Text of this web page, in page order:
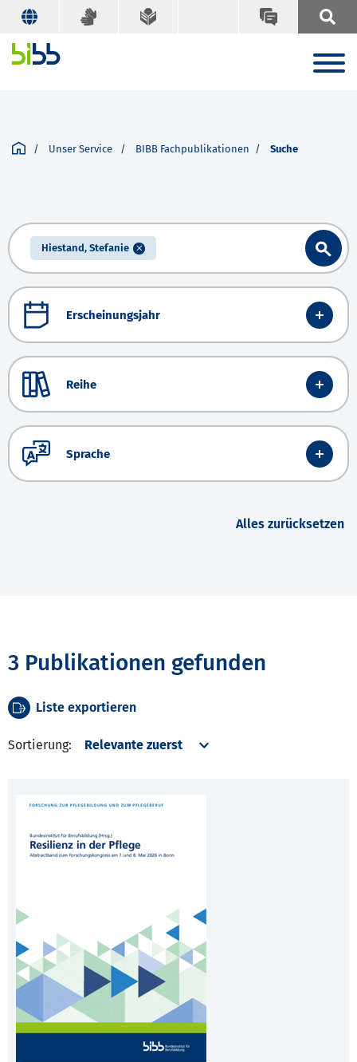
Unser Service BIBB Fachpublikationen Suche
Hiestand, Stefanie
Erscheinungsjahr
Reihe
Sprache
Alles zurücksetzen
3 Publikationen gefunden
Liste exportieren
Sortierung: